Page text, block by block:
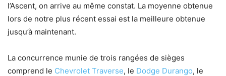
l’Ascent, on arrive au même constat. La moyenne obtenue
lors de notre plus récent essai est la meilleure obtenue
jusqu’à maintenant.
La concurrence munie de trois rangées de sièges
comprend le Chevrolet Traverse, le Dodge Durango, le